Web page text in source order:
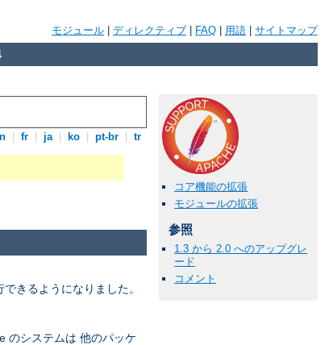
モジュール ディレクティブ FAQ 用語 サイトマップ
fr ja ko pt-br tr
コア機能の拡張
モジュールの拡張
参照
1.3 から 2.0 へのアップグレ
ード
コメント
きるようになりました。
のシステムは 他のパッケ